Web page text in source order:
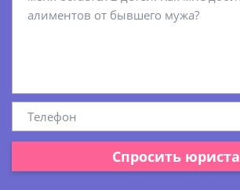
Спросить юриста